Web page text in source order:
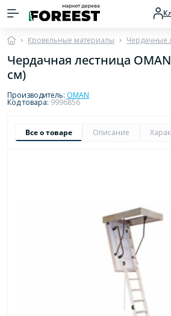
Кровельные материалы Чердачные
Чердачная лестница
см)
Производитель: OMAN
Код товара: 9996856
Все о товаре Описание